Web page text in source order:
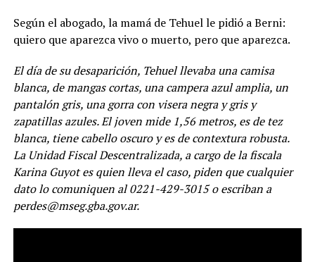
Según el abogado, la mamá de Tehuel le pidió a Berni:
quiero que aparezca vivo o muerto, pero que aparezca.
El día de su desaparición, Tehuel llevaba una camisa
blanca, de mangas cortas, una campera azul amplia, un
pantalón gris, una gorra con visera negra y gris y
zapatillas azules. El joven mide 1,56 metros, es de tez
blanca, tiene cabello oscuro y es de contextura robusta.
La Unidad Fiscal Descentralizada, a cargo de la fiscala
Karina Guyot es quien lleva el caso, piden que cualquier
dato lo comuniquen al 0221-429-3015 o escriban a
perdes@mseg.gba.gov.ar.